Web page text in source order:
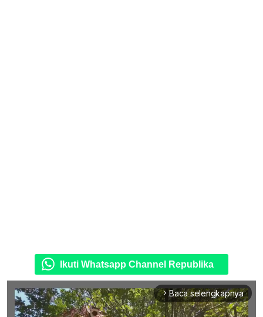
Ikuti Whatsapp Channel Republika
arrow_forward_ios Baca selengkapnya